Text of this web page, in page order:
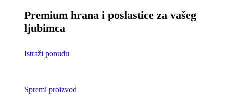
Premium hrana i poslastice za vašeg
ljubimca
Istraži ponudu
Spremi proizvod